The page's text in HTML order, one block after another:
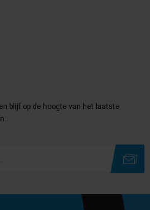
blijf op de hoogte van het laatste